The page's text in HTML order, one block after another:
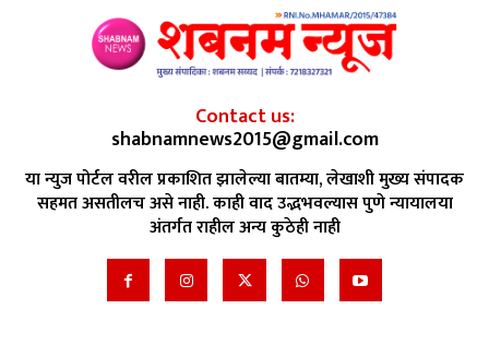
Contact us:
shabnamnews2015@gmail.com
या न्युज पोर्टल वरील प्रकाशित झालेल्या बातम्या, लेखाशी मुख्य संपादक
सहमत असतीलच असे नाही. काही वाद उद्भभवल्यास पुणे न्यायालया
अंतर्गत राहील अन्य कुठेही नाही